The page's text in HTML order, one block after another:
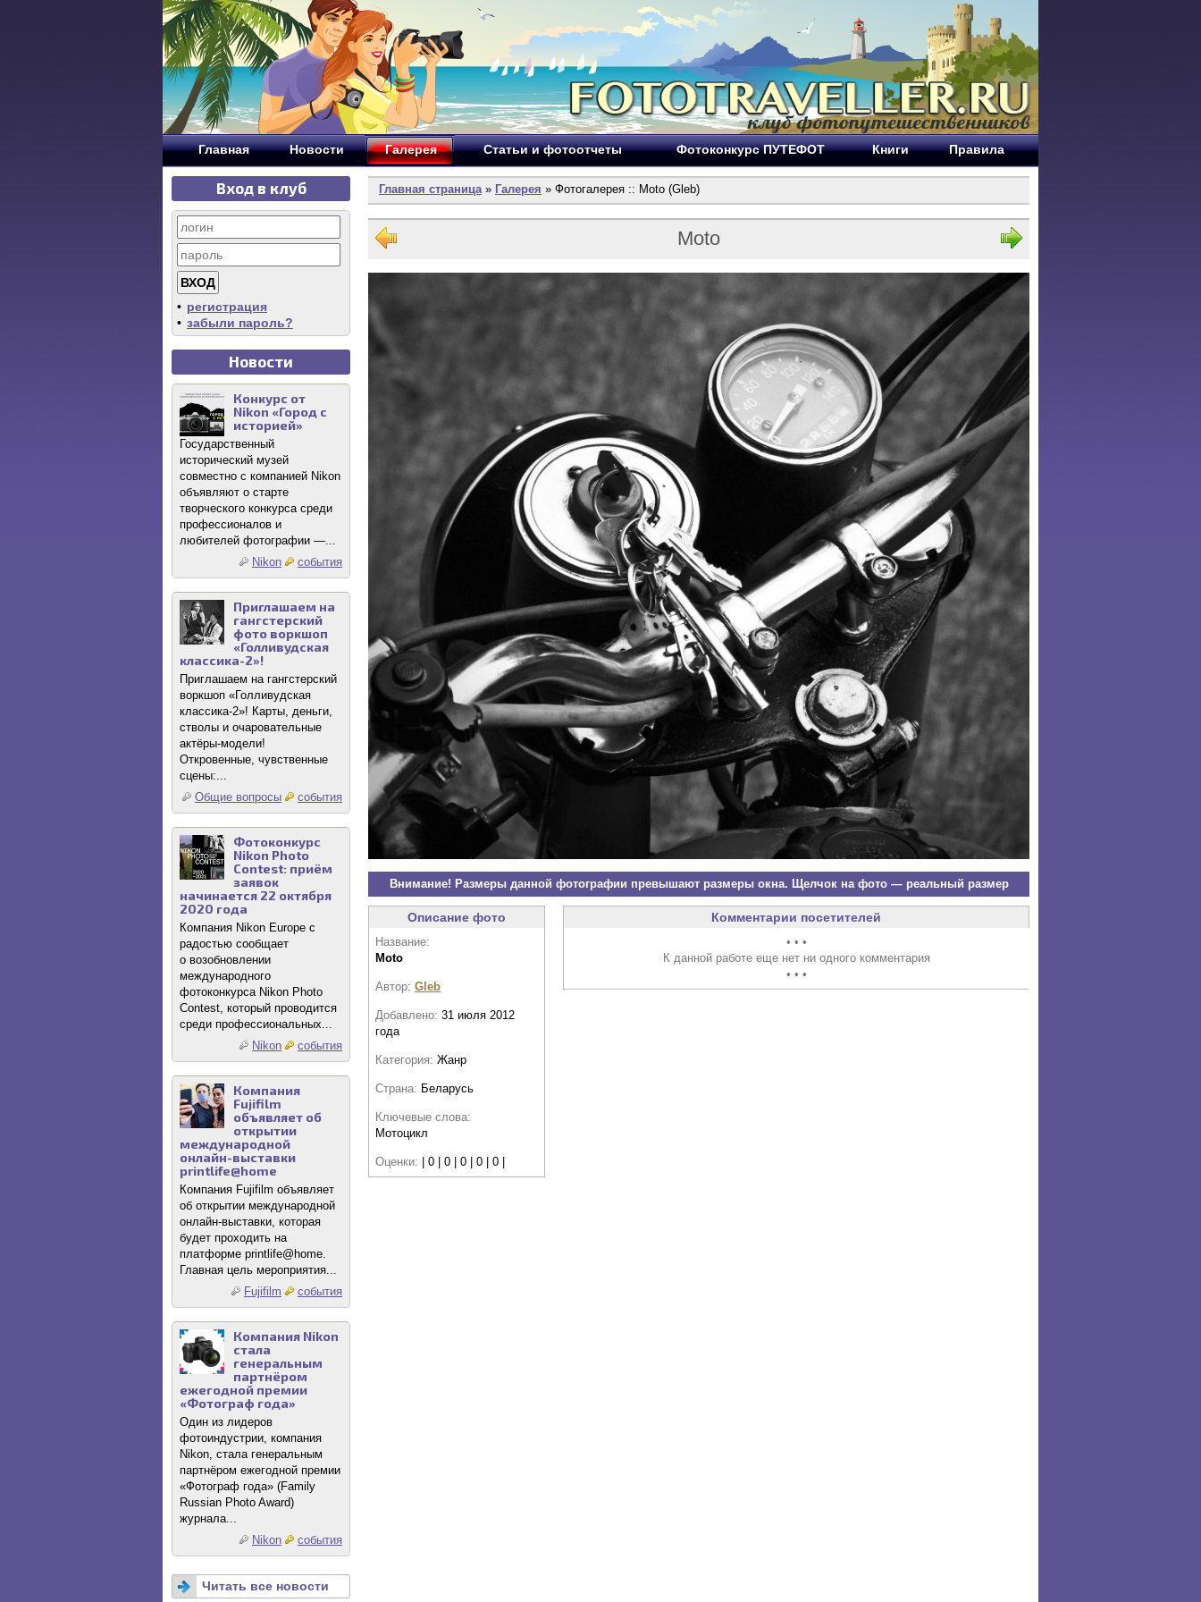
Главная Новости Галерея Статьи и фотоотчеты Фотоконкурс ПУТЕФОТ Книги Правила
Вход в клуб
• регистрация
• забыли пароль?
Новости
Конкурс от
Nikon «Город с
историей»
Государственный
исторический музей
совместно с компанией Nikon
объявляют о старте
творческого конкурса среди
профессионалов и
любителей фотографии —...
Nikon
события
Приглашаем на
гангстерский
фото воркшоп
«Голливудская
классика-2»!
Приглашаем на гангстерский
воркшоп «Голливудская
классика-2»! Карты, деньги,
стволы и очаровательные
актёры-модели!
Откровенные, чувственные
сцены:...
Общие вопросы
события
Фотоконкурс
Nikon Photo
Contest: приём
заявок
начинается 22 октября
2020 года
Компания Nikon Europe с
радостью сообщает
о возобновлении
международного
фотоконкурса Nikon Photo
Contest, который проводится
среди профессиональных...
Nikon
события
Компания
Fujifilm
объявляет об
открытии
международной
онлайн-выставки
printlife@home
Компания Fujifilm объявляет
об открытии международной
онлайн-выставки, которая
будет проходить на
платформе printlife@home.
Главная цель мероприятия...
Fujifilm
события
Компания Nikon
стала
генеральным
партнёром
ежегодной премии
«Фотограф года»
Один из лидеров
фотоиндустрии, компания
Nikon, стала генеральным
партнёром ежегодной премии
«Фотограф года» (Family
Russian Photo Award)
журнала...
Nikon
события
Читать все новости
Главная страница» Галерея » Фотогалерея :: Moto (Gleb)
Moto
Внимание! Размеры данной фотографии превышают размеры окна. Щелчок на фото — реальный размер
Описание фото
Название:
Moto
Автор: Gleb
Добавлено: 31 июля 2012
года
Категория: Жанр
Страна: Беларусь
Ключевые слова:
Мотоцикл
Оценки: | 0 | 0 | 0 | 0 | 0 |
Комментарии посетителей
• • •
К данной работе еще нет ни одного комментария
• • •